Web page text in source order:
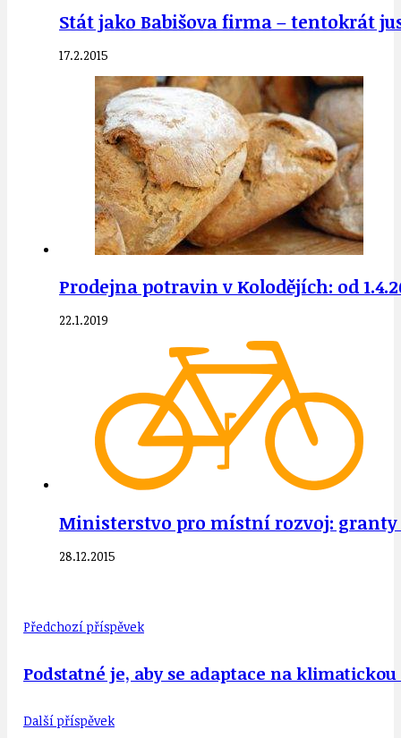
Stát jako Babišova firma – tentokrát
17.2.2015
Prodejna potravin v Kolodějích: od
22.1.2019
Ministerstvo pro místní rozvoj: granty
28.12.2015
Předchozí příspěvek
Podstatné je, aby se adaptace na
Další příspěvek